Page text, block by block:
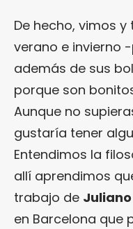
De hecho, vimos
verano e invierno
además de sus
porque son
Aunque no
gustaría tener
Entendimos la
allí aprendimos
trabajo de
en Barcelona que